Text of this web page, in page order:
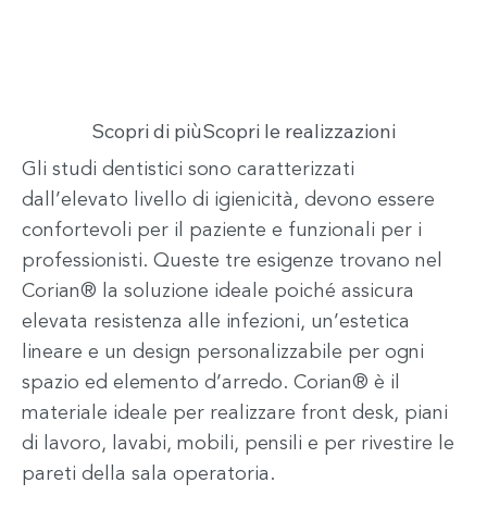
Scopri di piùScopri le realizzazioni
Gli studi dentistici sono caratterizzati
dall’elevato livello di igienicità, devono essere
confortevoli per il paziente e funzionali per i
professionisti. Queste tre esigenze trovano nel
Corian® la soluzione ideale poiché assicura
elevata resistenza alle infezioni, un’estetica
lineare e un design personalizzabile per ogni
spazio ed elemento d’arredo. Corian® è il
materiale ideale per realizzare front desk, piani
di lavoro, lavabi, mobili, pensili e per rivestire le
pareti della sala operatoria.